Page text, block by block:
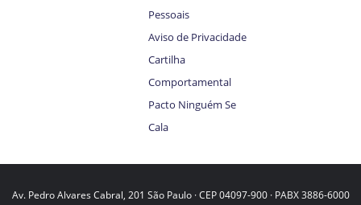
Pessoais
Aviso de Privacidade
Cartilha
Comportamental
Pacto Ninguém Se
Cala
Av. Pedro Alvares Cabral, 201 São Paulo · CEP 04097-900 · PABX 3886-6000